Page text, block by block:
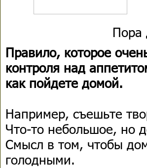
Пора
Правило, которое
контроля над
как пойдете домой.
Например, съешьте
Что-то небольшое, но
Смысл в том, чтобы
голодными.